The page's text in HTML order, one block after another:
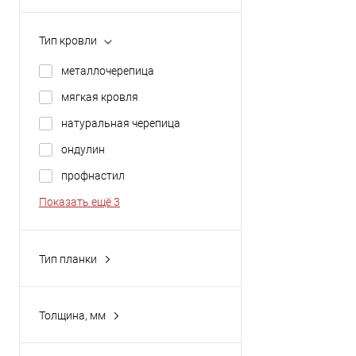
Зелёный мох
Светлая слоновая кость
Показать ещё 6
Тип кровли
металлочерепица
мягкая кровля
натуральная черепица
ондулин
профнастил
Показать ещё 3
Тип планки
Толщина, мм